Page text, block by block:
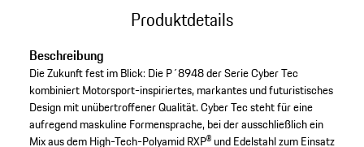
Produktdetails
Beschreibung
Die Zukunft fest im Blick: Die P´8948 der Serie Cyber Tec
kombiniert Motorsport-inspiriertes, markantes und futuristisches
Design mit unübertroffener Qualität. Cyber Tec steht für eine
aufregend maskuline Formensprache, bei der ausschließlich ein
Mix aus dem High-Tech-Polyamid RXP® und Edelstahl zum Einsatz